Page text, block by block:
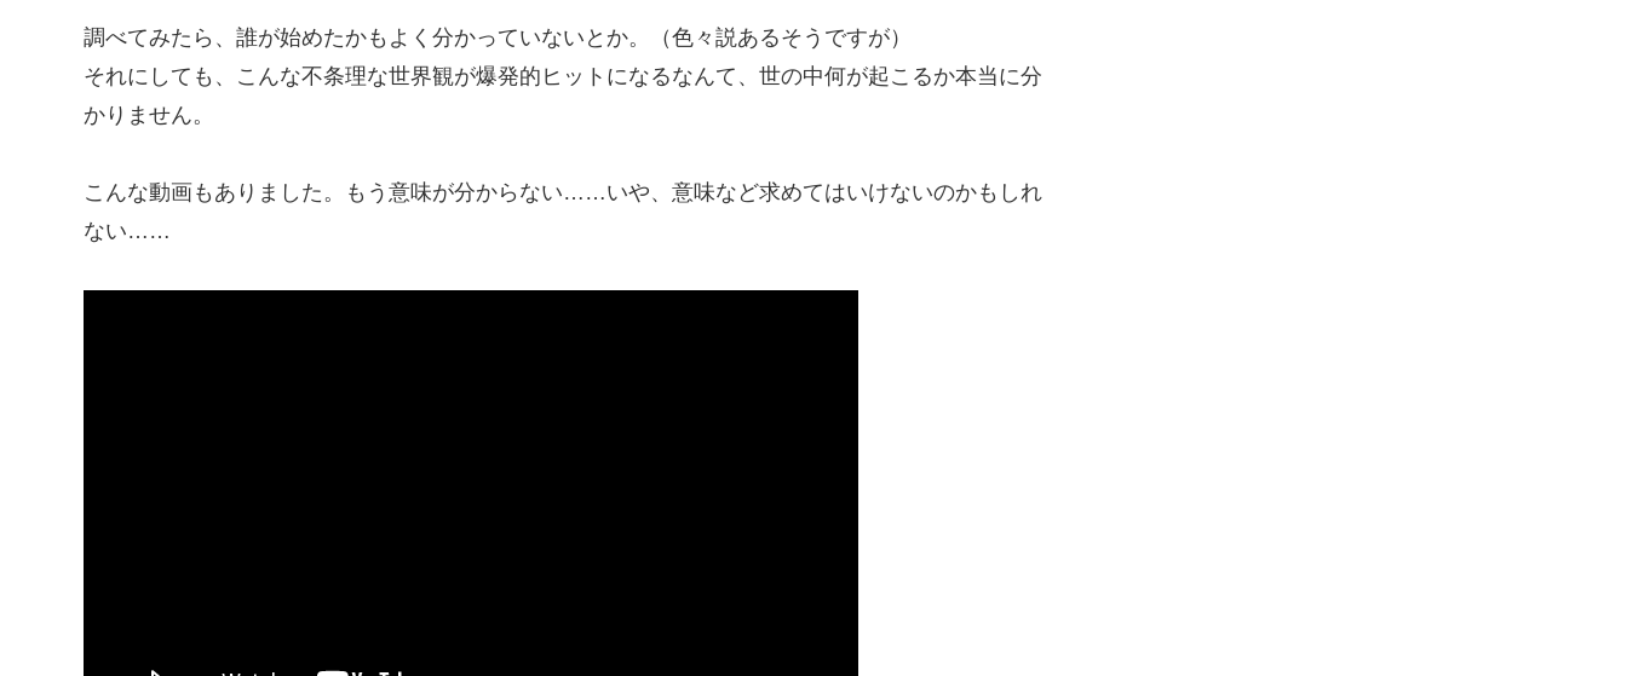
調べてみたら、誰が始めたかもよく分かっていないとか。（色々説あるそうですが）
それにしても、こんな不条理な世界観が爆発的ヒットになるなんて、世の中何が起こるか本当に分
かりません。
こんな動画もありました。もう意味が分からない……いや、意味など求めてはいけないのかもしれ
ない……